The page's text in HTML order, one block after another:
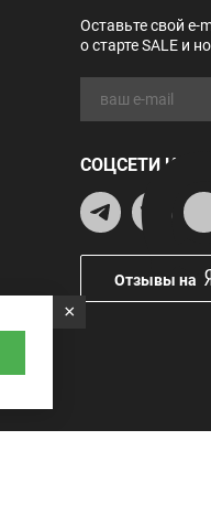
Оставьте свой e-
о старте SALE и
СОЦСЕТИ И
Отзывы на
×